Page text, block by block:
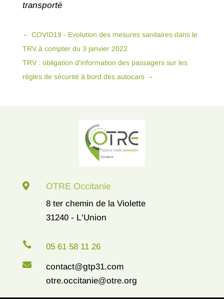
transporté
← COVID19 - Evolution des mesures sanitaires dans le
TRV à compter du 3 janvier 2022
TRV : obligation d'information des passagers sur les
règles de sécurité à bord des autocars→
 OTRE Occitanie
8 ter chemin de la Violette
31240 - L'Union
 05 61 58 11 26

contact@gtp31.com
otre.occitanie@otre.org